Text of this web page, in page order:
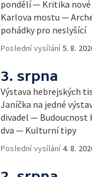
pondělí — Kritika
Karlova mostu —
pohádky pro neslyšící
Poslední vysílání5. 8.
3. srpna
Výstava hebrejských
Janíčka na jedné
divadel — Budoucnost
dva — Kulturní tipy
Poslední vysílání4. 8.